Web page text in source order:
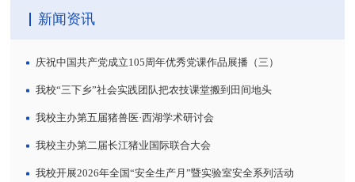
新闻资讯
庆祝中国共产党成立105周年优秀党课作品展播（三）
我校“三下乡”社会实践团队把农技课堂搬到田间地头
我校主办第五届猪兽医·西湖学术研讨会
我校主办第二届长江猪业国际联合大会
我校开展2026年全国“安全生产月”暨实验室安全系列活动